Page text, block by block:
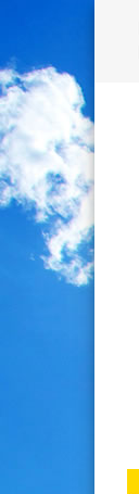
hlavný
obsah